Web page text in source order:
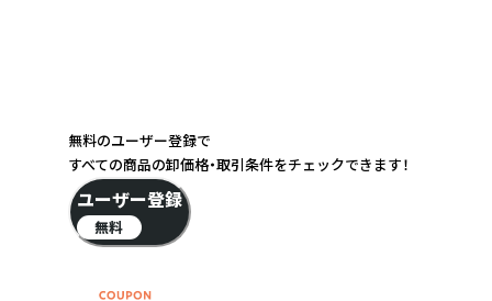
無料のユーザー登録で
すべての商品の卸価格・取引条件をチェックできます！
ユーザー登録
無料